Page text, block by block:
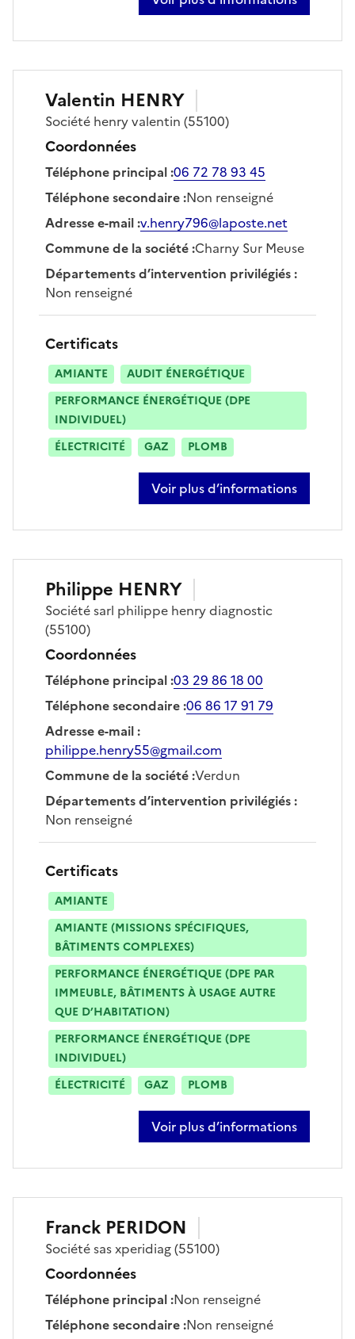
sur nicolas basset
Valentin HENRY
Société henry valentin (55100)
Coordonnées
Téléphone principal:06 72 78 93 45
Téléphone secondaire:Non renseigné
Adresse e-mail:v.henry796@laposte.net
Commune de la société:Charny Sur Meuse
Départements d’intervention privilégiés:
Non renseigné
Certificats
AMIANTE
AUDIT ÉNERGÉTIQUE
PERFORMANCE ÉNERGÉTIQUE (DPE
INDIVIDUEL)
ÉLECTRICITÉ
GAZ PLOMB
Voir plus d’informations
sur valentin henry
Philippe HENRY
Sociétésarl philippe henry diagnostic
(55100)
Coordonnées
Téléphone principal:03 29 86 18 00
Téléphone secondaire:06 86 17 91 79
Adresse e-mail:
philippe.henry55@gmail.com
Commune de la société:Verdun
Départements d’intervention privilégiés:
Non renseigné
Certificats
AMIANTE
AMIANTE (MISSIONS SPÉCIFIQUES,
BÂTIMENTS COMPLEXES)
PERFORMANCE ÉNERGÉTIQUE (DPE PAR
IMMEUBLE, BÂTIMENTS À USAGE AUTRE
QUE D’HABITATION)
PERFORMANCE ÉNERGÉTIQUE (DPE
INDIVIDUEL)
ÉLECTRICITÉ
GAZ PLOMB
Voir plus d’informations
sur philippe henry
Franck PERIDON
Sociétésas xperidiag(55100)
Coordonnées
Téléphone principal:Non renseigné
Téléphone secondaire:Non renseigné